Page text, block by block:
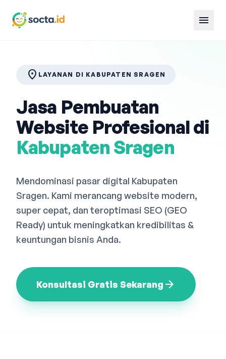
menu
Bahasa Indonesia English
location_on LAYANAN DI KABUPATEN SRAGEN
Jasa Pembuatan
Website Profesional di
Kabupaten Sragen
Mendominasi pasar digital Kabupaten
Sragen. Kami merancang website modern,
super cepat, dan teroptimasi SEO (GEO
Ready) untuk meningkatkan kredibilitas &
keuntungan bisnis Anda.
Konsultasi Gratis Sekarang arrow_forward